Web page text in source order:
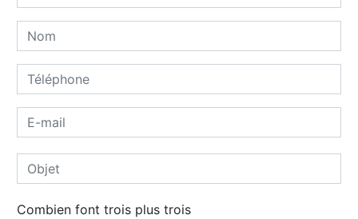
Combien font trois plus trois